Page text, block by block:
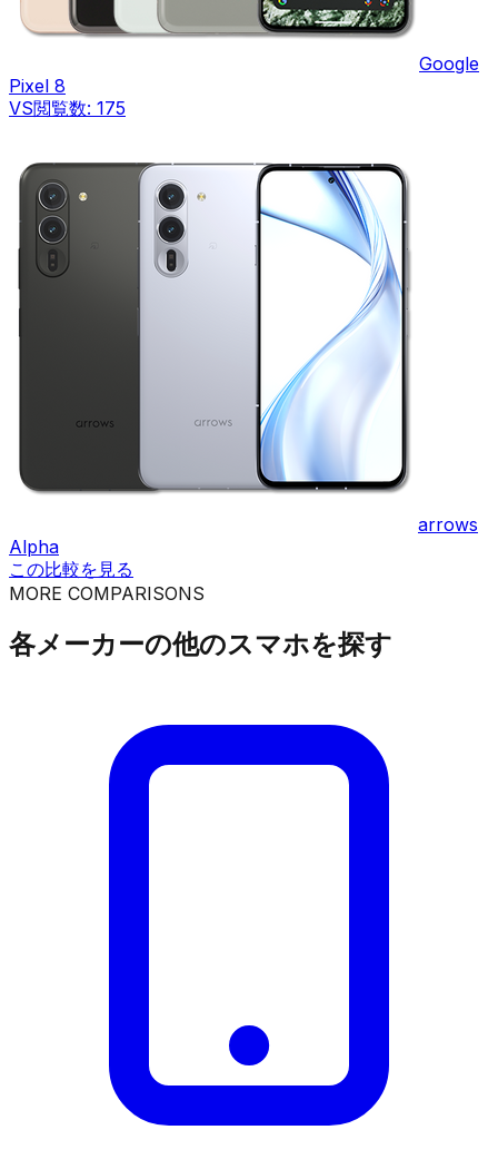
Google
Pixel 8
VS閲覧数: 175
arrows
Alpha
この比較を見る
MORE COMPARISONS
各メーカーの他のスマホを探す